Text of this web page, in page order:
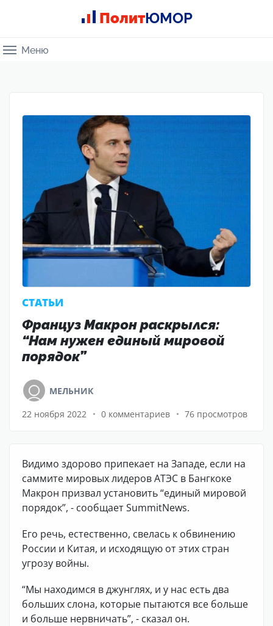
ПолитЮМОР
Меню
CТАТЬИ
Француз Макрон раскрылся:
“Нам нужен единый мировой
порядок”
МЕЛЬНИК
22 ноября 2022
0 комментариев 76 просмотров
Видимо здорово припекает на Западе, если на
саммите мировых лидеров АТЭС в Бангкоке
Макрон призвал установить “единый мировой
порядок”, - сообщает SummitNews.
Его речь, естественно, свелась к обвинению
России и Китая, и исходящую от этих стран
угрозу войны.
“Мы находимся в джунглях, и у нас есть два
больших слона, которые пытаются все больше
и больше нервничать”, - сказал он.